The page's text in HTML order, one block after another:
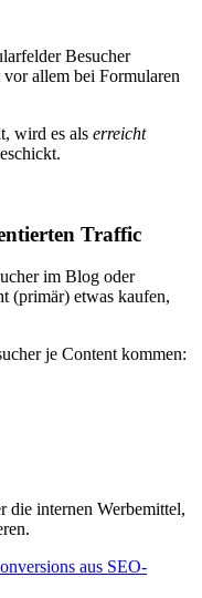
Besucher
allem bei Formularen
wird es als erreicht
Traffic
im Blog oder
(primär) etwas kaufen,
je Content kommen:
die internen Werbemittel,